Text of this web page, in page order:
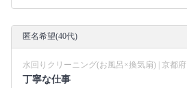
匿名希望(40代)
水回りクリーニング(お風呂×換気扇) | 京都府
丁寧な仕事